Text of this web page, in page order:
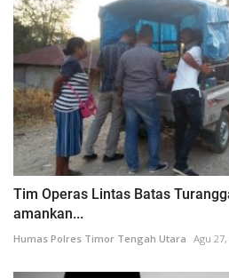
Tim Operas Lintas Batas
amankan...
Humas Polres Timor Tengah Utara Agu 27,